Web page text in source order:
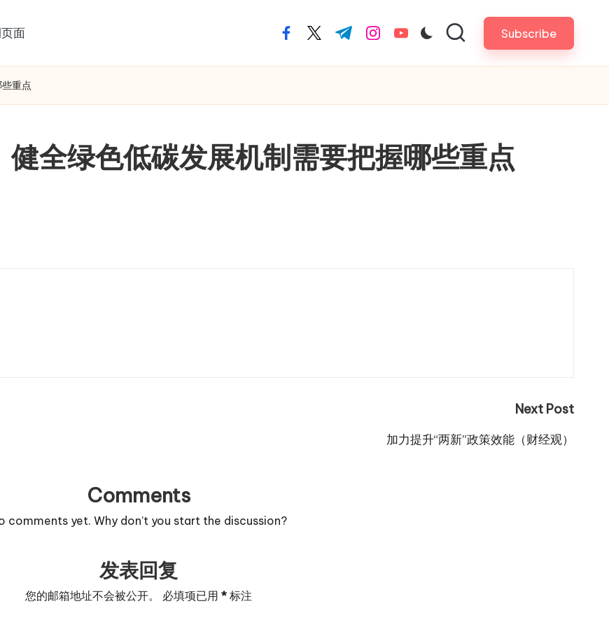
面 facebook.com
twitter.com
t.me instagram.com
youtube.com Subscribe
重点
全绿色低碳发展机制需要把握哪些重点
Next Post
加力提升“两新”政策效能（财经观）
Comments
comments yet. Why don’t you start the discussion?
发表回复
您的邮箱地址不会被公开。 必填项已用 * 标注